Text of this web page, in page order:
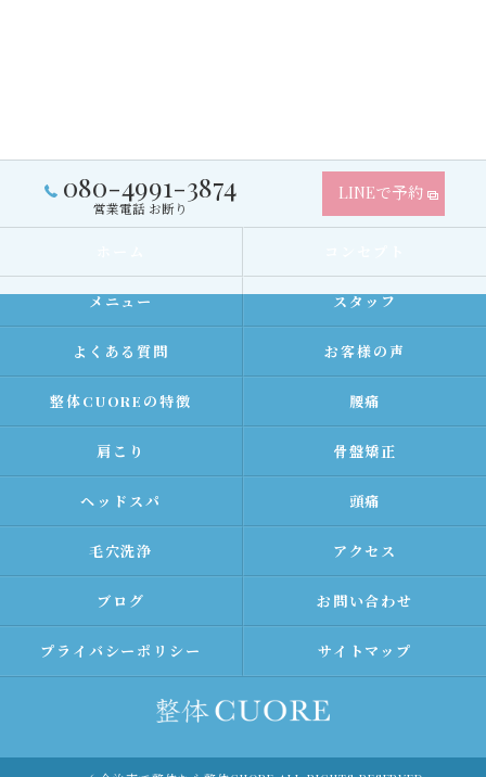
080-4991-3874
営業電話 お断り
LINEで予約
メニュー スタッフ
よくある質問 お客様の声
整体CUOREの特徴 腰痛
肩こり 骨盤矯正
ヘッドスパ 頭痛
毛穴洗浄 アクセス
ブログ お問い合わせ
プライバシーポリシー サイトマップ